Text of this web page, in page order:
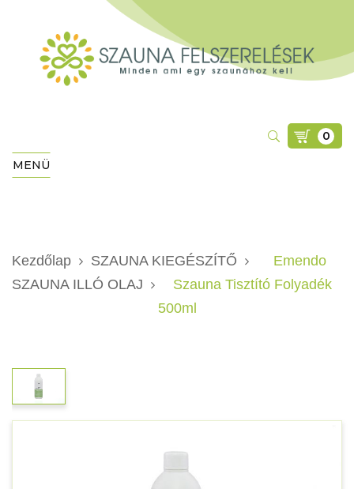
0
MENÜ
Kezdőlap
SZAUNA KIEGÉSZÍTŐ
SZAUNA ILLÓ OLAJ
Emendo
Szauna Tisztító Folyadék
500ml